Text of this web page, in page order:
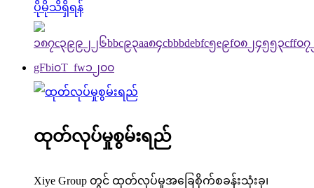
ပိုမိုသိရှိရန်
ထုတ်လုပ်မှုစွမ်းရည်
Xiye Group တွင် ထုတ်လုပ်မှုအခြေစိုက်စခန်းသုံးခု၊